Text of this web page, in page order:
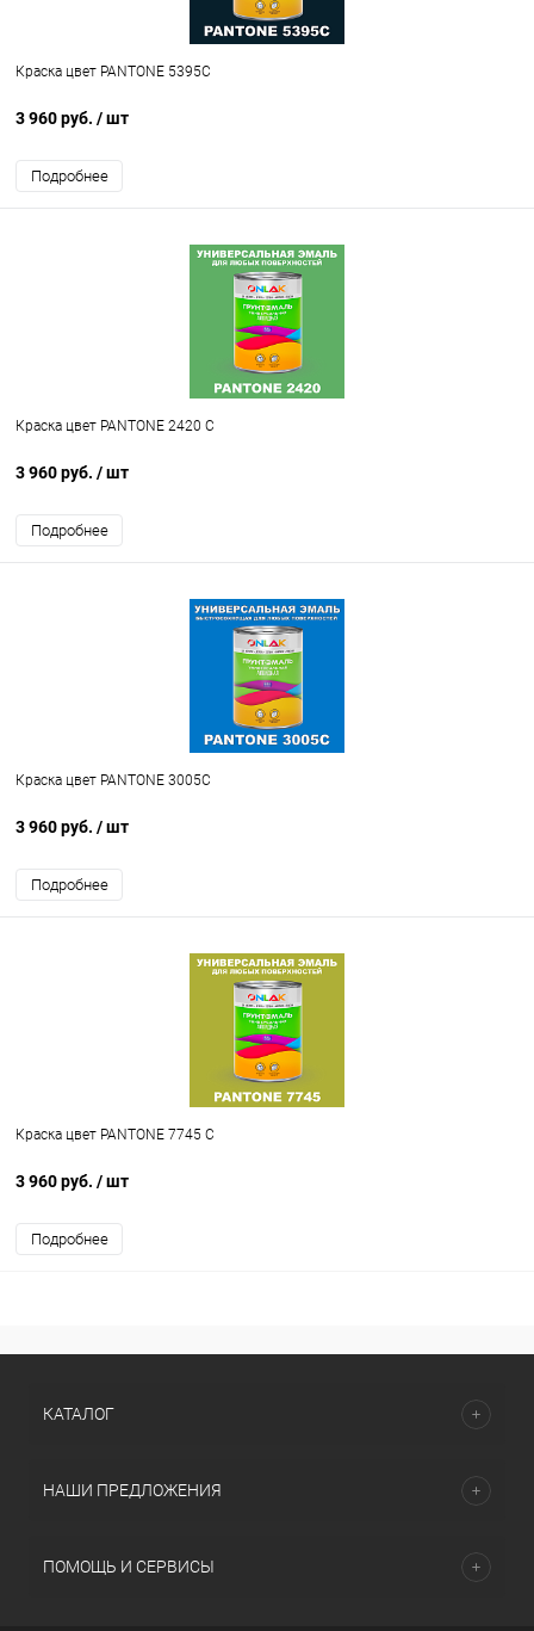
Краска цвет PANTONE 5395C
3 960 руб. / шт
Подробнее
Краска цвет PANTONE 2420 C
3 960 руб. / шт
Подробнее
Краска цвет PANTONE 3005C
3 960 руб. / шт
Подробнее
Краска цвет PANTONE 7745 C
3 960 руб. / шт
Подробнее
КАТАЛОГ
НАШИ ПРЕДЛОЖЕНИЯ
ПОМОЩЬ И СЕРВИСЫ